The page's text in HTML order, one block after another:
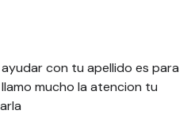
con tu apellido es para
mucho la atencion tu